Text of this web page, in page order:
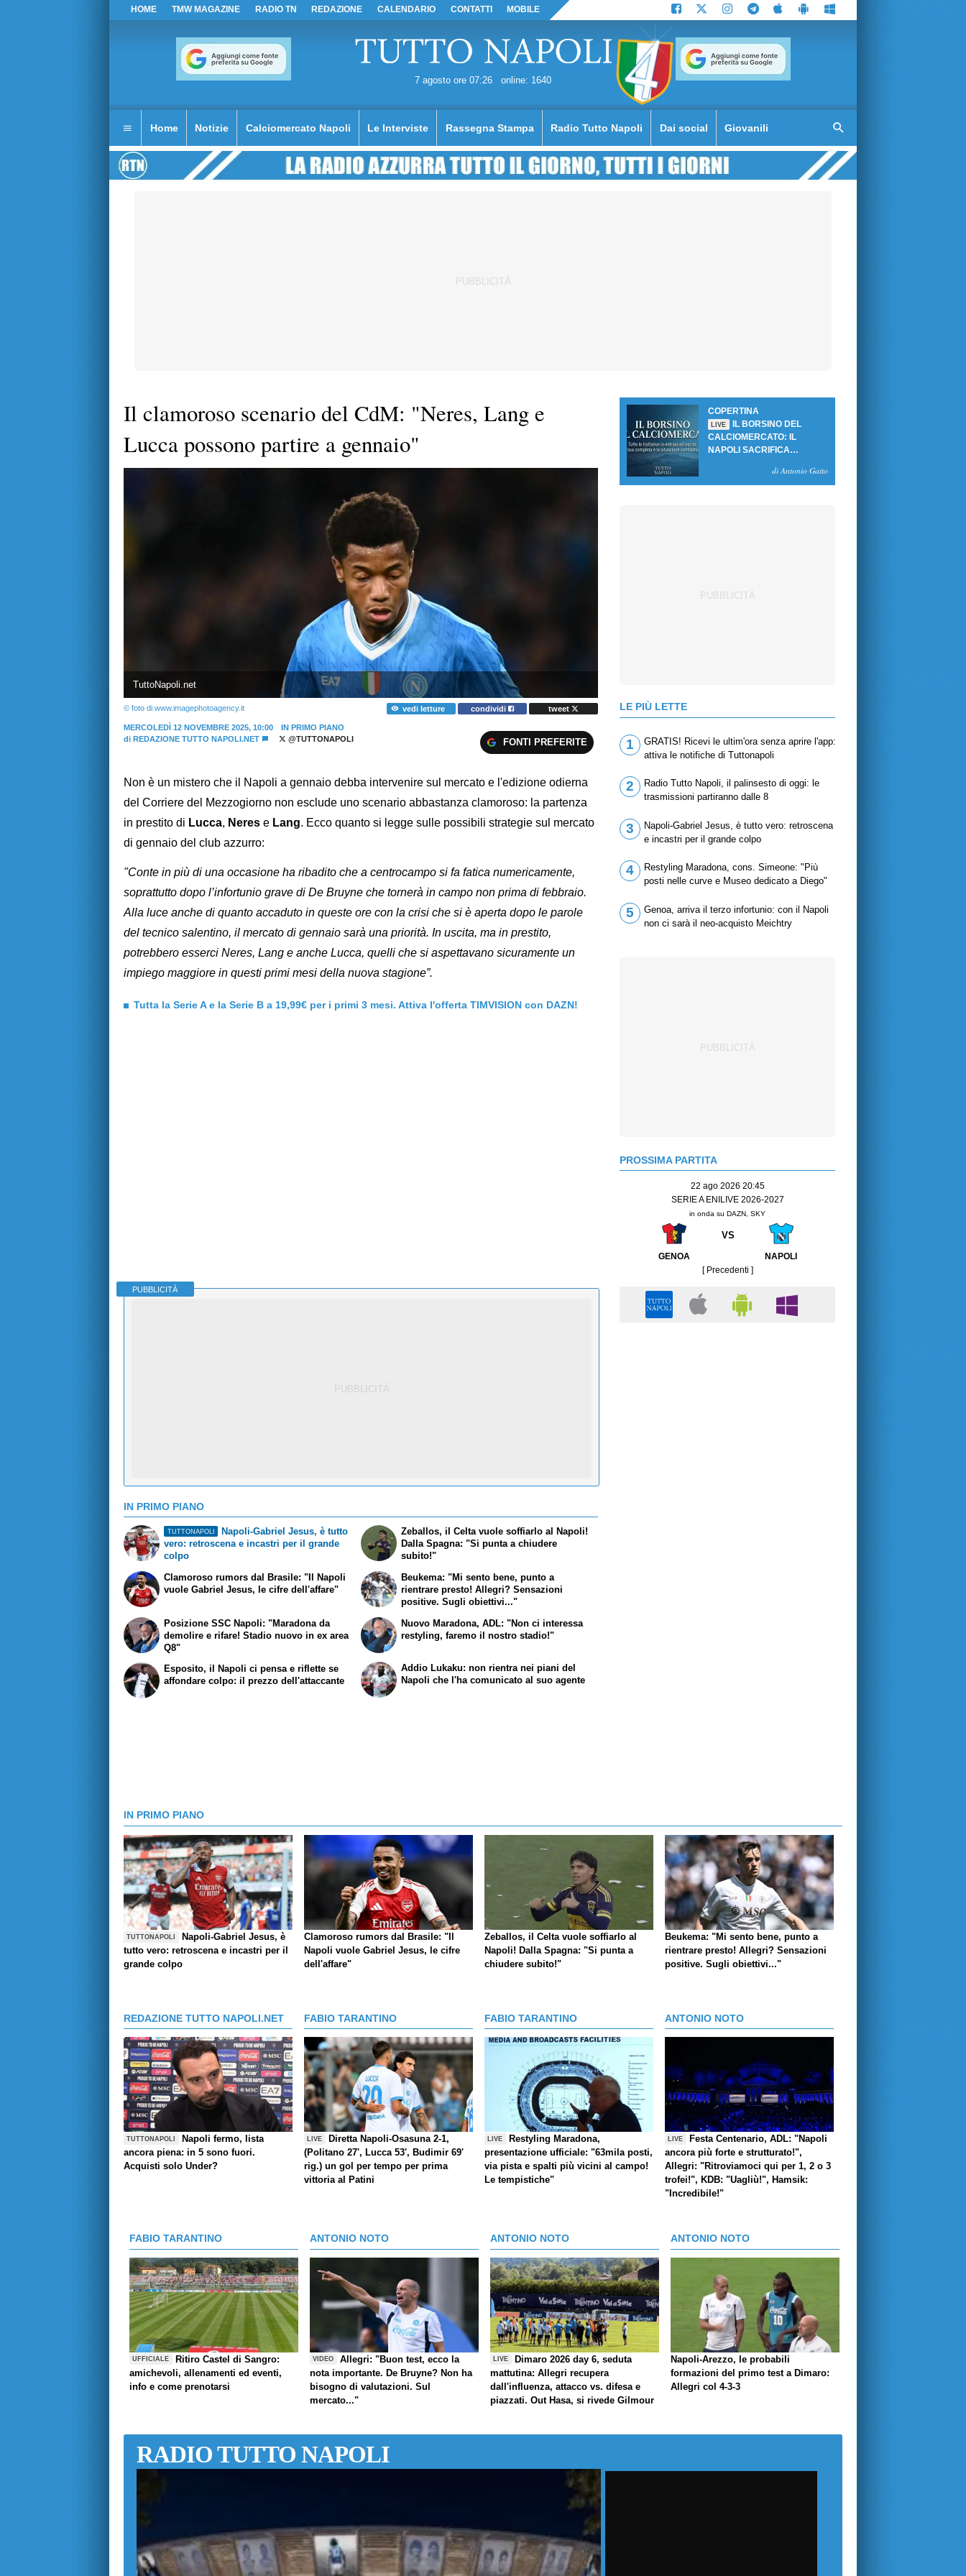
HOME TMW MAGAZINE RADIO TN REDAZIONE CALENDARIO CONTATTI MOBILE
7 agosto ore 07:26 online: 1640
Home Notizie Calciomercato Napoli Le Interviste Rassegna Stampa Radio Tutto Napoli Dai social Giovanili
Il clamoroso scenario del CdM: "Neres, Lang e
Lucca possono partire a gennaio"
TuttoNapoli.net
© foto di www.imagephotoagency.it vedi letture condividi tweet
MERCOLEDÌ 12 NOVEMBRE 2025, 10:00
IN PRIMO PIANO
di REDAZIONE TUTTO NAPOLI.NET @TUTTONAPOLI FONTI PREFERITE
Non è un mistero che il Napoli a gennaio debba intervenire sul mercato e l'edizione odierna
del Corriere del Mezzogiorno non esclude uno scenario abbastanza clamoroso: la partenza
in prestito di Lucca, Neres e Lang. Ecco quanto si legge sulle possibili strategie sul mercato
di gennaio del club azzurro:
"Conte in più di una occasione ha ribadito che a centrocampo si fa fatica numericamente,
soprattutto dopo l’infortunio grave di De Bruyne che tornerà in campo non prima di febbraio.
Alla luce anche di quanto accaduto in queste ore con la crisi che si è aperta dopo le parole
del tecnico salentino, il mercato di gennaio sarà una priorità. In uscita, ma in prestito,
potrebbero esserci Neres, Lang e anche Lucca, quelli che si aspettavano sicuramente un
impiego maggiore in questi primi mesi della nuova stagione”.
Tutta la Serie A e la Serie B a 19,99€ per i primi 3 mesi. Attiva l'offerta TIMVISION con DAZN!
PUBBLICITÀ
IN PRIMO PIANO
TUTTONAPOLI
Napoli-Gabriel Jesus, è tutto
vero: retroscena e incastri per il grande
colpo
Clamoroso rumors dal Brasile: "Il Napoli
vuole Gabriel Jesus, le cifre dell'affare"
Zeballos, il Celta vuole soffiarlo al Napoli!
Dalla Spagna: "Si punta a chiudere
subito!"
Beukema: "Mi sento bene, punto a
rientrare presto! Allegri? Sensazioni
positive. Sugli obiettivi..."
Posizione SSC Napoli: "Maradona da
demolire e rifare! Stadio nuovo in ex area
Q8"
Esposito, il Napoli ci pensa e riflette se
affondare colpo: il prezzo dell'attaccante
Nuovo Maradona, ADL: "Non ci interessa
restyling, faremo il nostro stadio!"
Addio Lukaku: non rientra nei piani del
Napoli che l'ha comunicato al suo agente
COPERTINA
LIVE
IL BORSINO DEL
CALCIOMERCATO: IL
NAPOLI SACRIFICA
SBLOCCANO ARRIVIdi Antonio Gaito
LE PIÙ LETTE
1
GRATIS! Ricevi le ultim'ora senza aprire l'app:
attiva le notifiche di Tuttonapoli
2
Radio Tutto Napoli, il palinsesto di oggi: le
trasmissioni partiranno dalle 8
3
Napoli-Gabriel Jesus, è tutto vero: retroscena
e incastri per il grande colpo
4
Restyling Maradona, cons. Simeone: "Più
posti nelle curve e Museo dedicato a Diego"
5
Genoa, arriva il terzo infortunio: con il Napoli
non ci sarà il neo-acquisto Meichtry
PROSSIMA PARTITA
22 ago 2026 20:45
SERIE A ENILIVE 2026-2027
in onda su DAZN, SKY
VS
GENOA
NAPOLI
[ Precedenti ]
IN PRIMO PIANO
TUTTONAPOLI
Napoli-Gabriel Jesus, è
tutto vero: retroscena e incastri per il
grande colpo
Clamoroso rumors dal Brasile: "Il
Napoli vuole Gabriel Jesus, le cifre
dell'affare"
Zeballos, il Celta vuole soffiarlo al
Napoli! Dalla Spagna: "Si punta a
chiudere subito!"
Beukema: "Mi sento bene, punto a
rientrare presto! Allegri? Sensazioni
positive. Sugli obiettivi..."
REDAZIONE TUTTO NAPOLI.NET
TUTTONAPOLI
Napoli fermo, lista
ancora piena: in 5 sono fuori.
Acquisti solo Under?
FABIO TARANTINO
LIVE
Diretta Napoli-Osasuna 2-1,
(Politano 27', Lucca 53', Budimir 69'
rig.) un gol per tempo per prima
vittoria al Patini
FABIO TARANTINO
LIVE
Restyling Maradona,
presentazione ufficiale: "63mila posti,
via pista e spalti più vicini al campo!
Le tempistiche"
ANTONIO NOTO
LIVE
Festa Centenario, ADL: "Napoli
ancora più forte e strutturato!",
Allegri: "Ritroviamoci qui per 1, 2 o 3
trofei!", KDB: "Uagliù!", Hamsik:
"Incredibile!"
FABIO TARANTINO
UFFICIALE
Ritiro Castel di Sangro:
amichevoli, allenamenti ed eventi,
info e come prenotarsi
ANTONIO NOTO
VIDEO
Allegri: "Buon test, ecco la
nota importante. De Bruyne? Non ha
bisogno di valutazioni. Sul
mercato..."
ANTONIO NOTO
LIVE
Dimaro 2026 day 6, seduta
mattutina: Allegri recupera
dall'influenza, attacco vs. difesa e
piazzati. Out Hasa, si rivede Gilmour
ANTONIO NOTO
Napoli-Arezzo, le probabili
formazioni del primo test a Dimaro:
Allegri col 4-3-3
RADIO TUTTO NAPOLI